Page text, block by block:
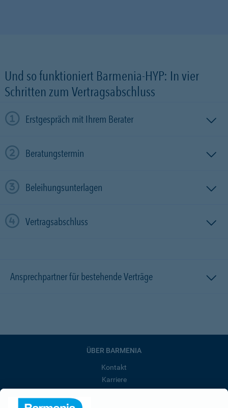
Und so funktioniert Barmenia-HYP: In vier
Schritten zum Vertragsabschluss
Erstgespräch mit Ihrem Berater
Beratungstermin
Beleihungsunterlagen
Vertragsabschluss
Ansprechpartner für bestehende Verträge
ÜBER BARMENIA
Kontakt
Karriere